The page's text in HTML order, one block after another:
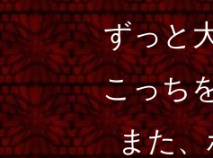
ずっと
こっち
また